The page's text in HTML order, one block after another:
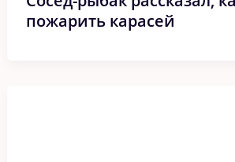
пожарить карасей